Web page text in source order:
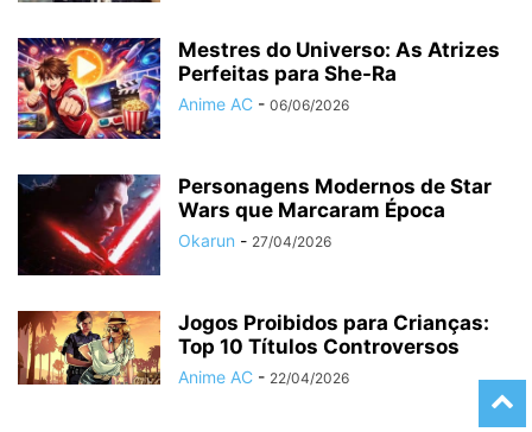
Mestres do Universo: As Atrizes
Perfeitas para She-Ra
Anime AC - 06/06/2026
Personagens Modernos de Star
Wars que Marcaram Época
Okarun - 27/04/2026
Jogos Proibidos para Crianças:
Top 10 Títulos Controversos
Anime AC - 22/04/2026